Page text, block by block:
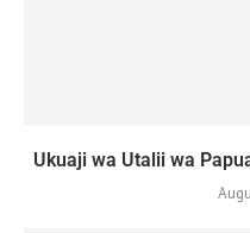
Ukuaji wa Utalii wa